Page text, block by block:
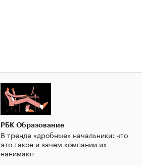
РБК Образование
В тренде «дробные» начальники: что
это такое и зачем компании их
нанимают